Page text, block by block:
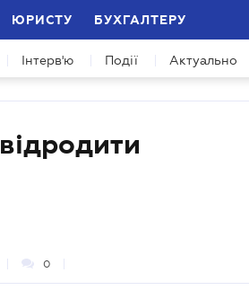
ЮРИСТУ БУХГАЛТЕРУ
Інтерв'ю Події Актуально
0